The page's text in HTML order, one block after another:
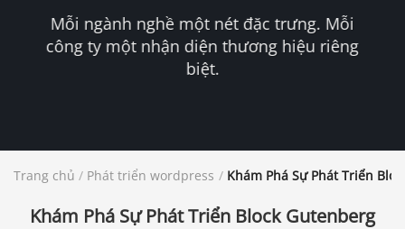
Mỗi ngành nghề một nét đặc trưng. Mỗi
công ty một nhận diện thương hiệu riêng
biệt.
Trang chủ / Phát triển wordpress / Khám Phá Sự Phát Triển
Khám Phá Sự Phát Triển Block Gutenberg